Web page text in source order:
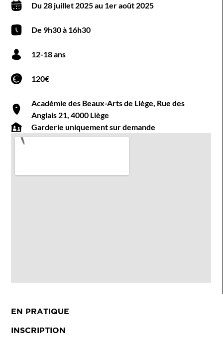
Du 28 juillet 2025 au 1er août 2025
De 9h30 à 16h30
12-18 ans
120€
Académie des Beaux-Arts de Liège, Rue des
Anglais 21, 4000 Liège
Garderie uniquement sur demande
EN PRATIQUE
INSCRIPTION